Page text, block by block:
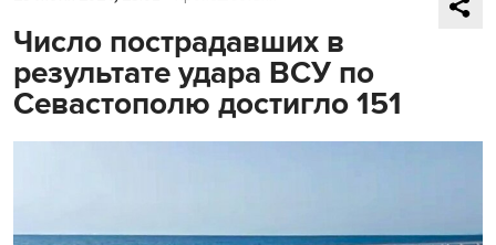
Число пострадавших в
результате удара ВСУ по
Севастополю достигло 151